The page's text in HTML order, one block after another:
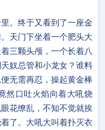
。终于又看到了一座金
天门下坐着一个肥头大
三颗头颅，一个长着八
奴总管和小龙女？谁料
无需再忍，操起黄金棒
然口吐火焰向着大吼烧
花缭乱，不知不觉就挨
了。大吼大叫着扑灭衣